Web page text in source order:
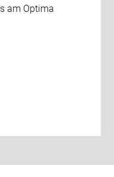
am Optima